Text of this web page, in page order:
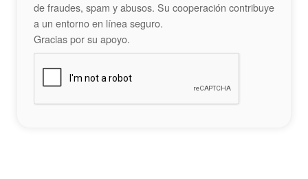
de fraudes, spam y abusos. Su cooperación contribuye
a un entorno en línea seguro.
Gracias por su apoyo.